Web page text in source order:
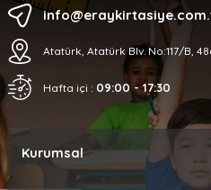
Atatürk, Atatürk Blv. No:117/B,
Hafta içi : 09:00 - 17:30
Kurumsal